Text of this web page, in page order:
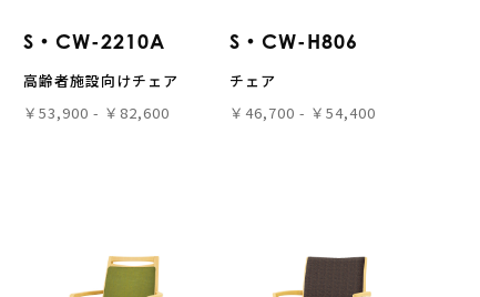
S・CW-2210A
高齢者施設向けチェア
￥53,900 - ￥82,600
S・CW-H806
チェア
￥46,700 - ￥54,400